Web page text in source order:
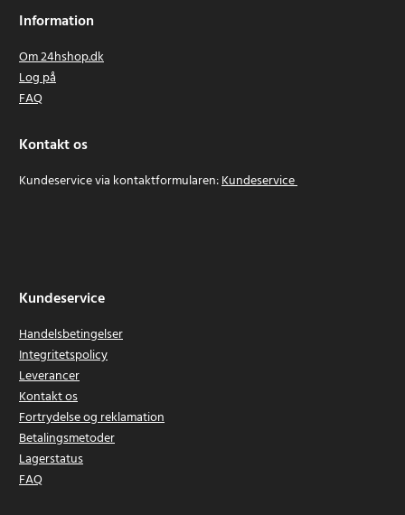
Information
Om 24hshop.dk
Log på
FAQ
Kontakt os
Kundeservice via kontaktformularen:Kundeservice
Kundeservice
Handelsbetingelser
Integritetspolicy
Leverancer
Kontakt os
Fortrydelse og reklamation
Betalingsmetoder
Lagerstatus
FAQ